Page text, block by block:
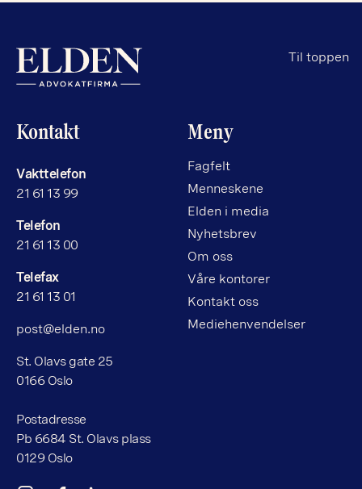
Til toppen
Kontakt
Vakttelefon
21 61 13 99
Telefon
21 61 13 00
Telefax
21 61 13 01
post@elden.no
St. Olavs gate 25
0166 Oslo
Postadresse
Pb 6684 St. Olavs plass
0129 Oslo
Meny
Fagfelt
Menneskene
Elden i media
Nyhetsbrev
Om oss
Våre kontorer
Kontakt oss
Mediehenvendelser